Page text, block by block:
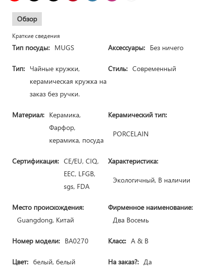
Обзор
Краткие сведения
Тип посуды: MUGS Аксессуары: Без ничего
Тип: Чайные кружки,
керамическая кружка на
заказ без ручки.
Стиль: Современный
Материал: Керамика,
Фарфор,
керамика, посуда
Керамический тип:
PORCELAIN
Сертификация: CE/EU, CIQ,
EEC, LFGB,
sgs, FDA
Характеристика:
Экологичный, В наличии
Место происхождения:
Guangdong, Китай
Фирменное наименование:
Два Восемь
Номер модели: BA0270 Класс: A & B
Цвет: белый, белый На заказ?: Да